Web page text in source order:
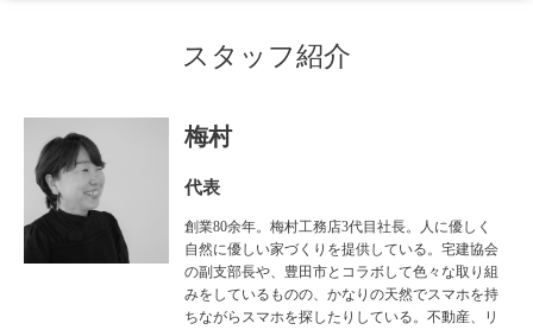
スタッフ紹介
梅村
代表
創業80余年。梅村工務店3代目社長。人に優しく
自然に優しい家づくりを提供している。宅建協会
の副支部長や、豊田市とコラボして色々な取り組
みをしているものの、かなりの天然でスマホを持
ちながらスマホを探したりしている。不動産、リ